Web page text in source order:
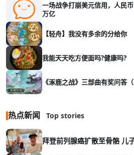
一场战争打崩美元信用，人民
万亿
【轻舟】我没有多余的分给你
我能天天吃方便面吗?健康吗?
《涿鹿之战》三部曲有奖问答
热点新闻 Top stories
拜登前列腺癌扩散至骨骼 儿